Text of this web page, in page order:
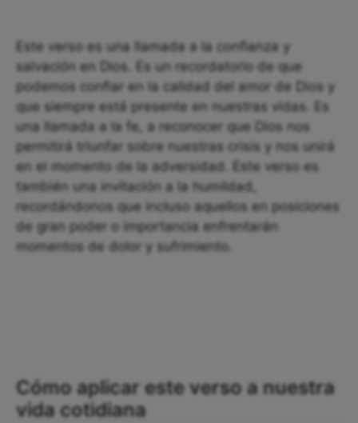
Este verso es una llamada a la confianza y
salvación en Dios. Es un recordatorio de que
podemos confiar en la calidad del amor de Dios y
que siempre está presente en nuestras vidas. Es
una llamada a la fe, a reconocer que Dios nos
permitirá triunfar sobre nuestras crisis y nos unirá
en el momento de la adversidad. Este verso es
también una invitación a la humildad,
recordándonos que incluso aquellos en posiciones
de gran poder o importancia enfrentarán
momentos de dolor y sufrimiento.
Cómo aplicar este verso a nuestra
vida cotidiana